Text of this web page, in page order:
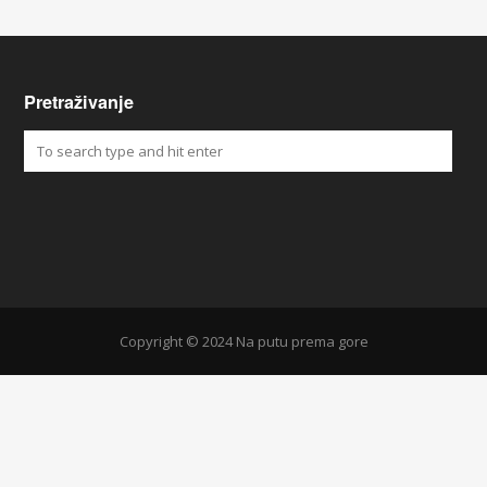
Pretraživanje
Copyright © 2024 Na putu prema gore